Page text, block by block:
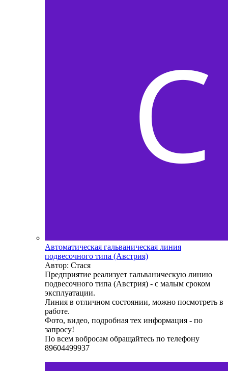
Автоматическая гальваническая линия
подвесочного типа (Австрия)
Автор: Стася
Предприятие реализует гальваническую линию
подвесочного типа (Австрия) - с малым сроком
эксплуатации.
Линия в отличном состоянии, можно посмотреть в
работе.
Фото, видео, подробная тех информация - по
запросу!
По всем вобросам обращайтесь по телефону
89604499937